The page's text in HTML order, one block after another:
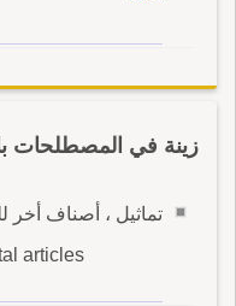
زينة في المصطلحات
تماثيل ، أصناف أخر
articles